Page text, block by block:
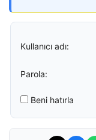
Kullanıcı adı:
Parola:
Beni hatırla